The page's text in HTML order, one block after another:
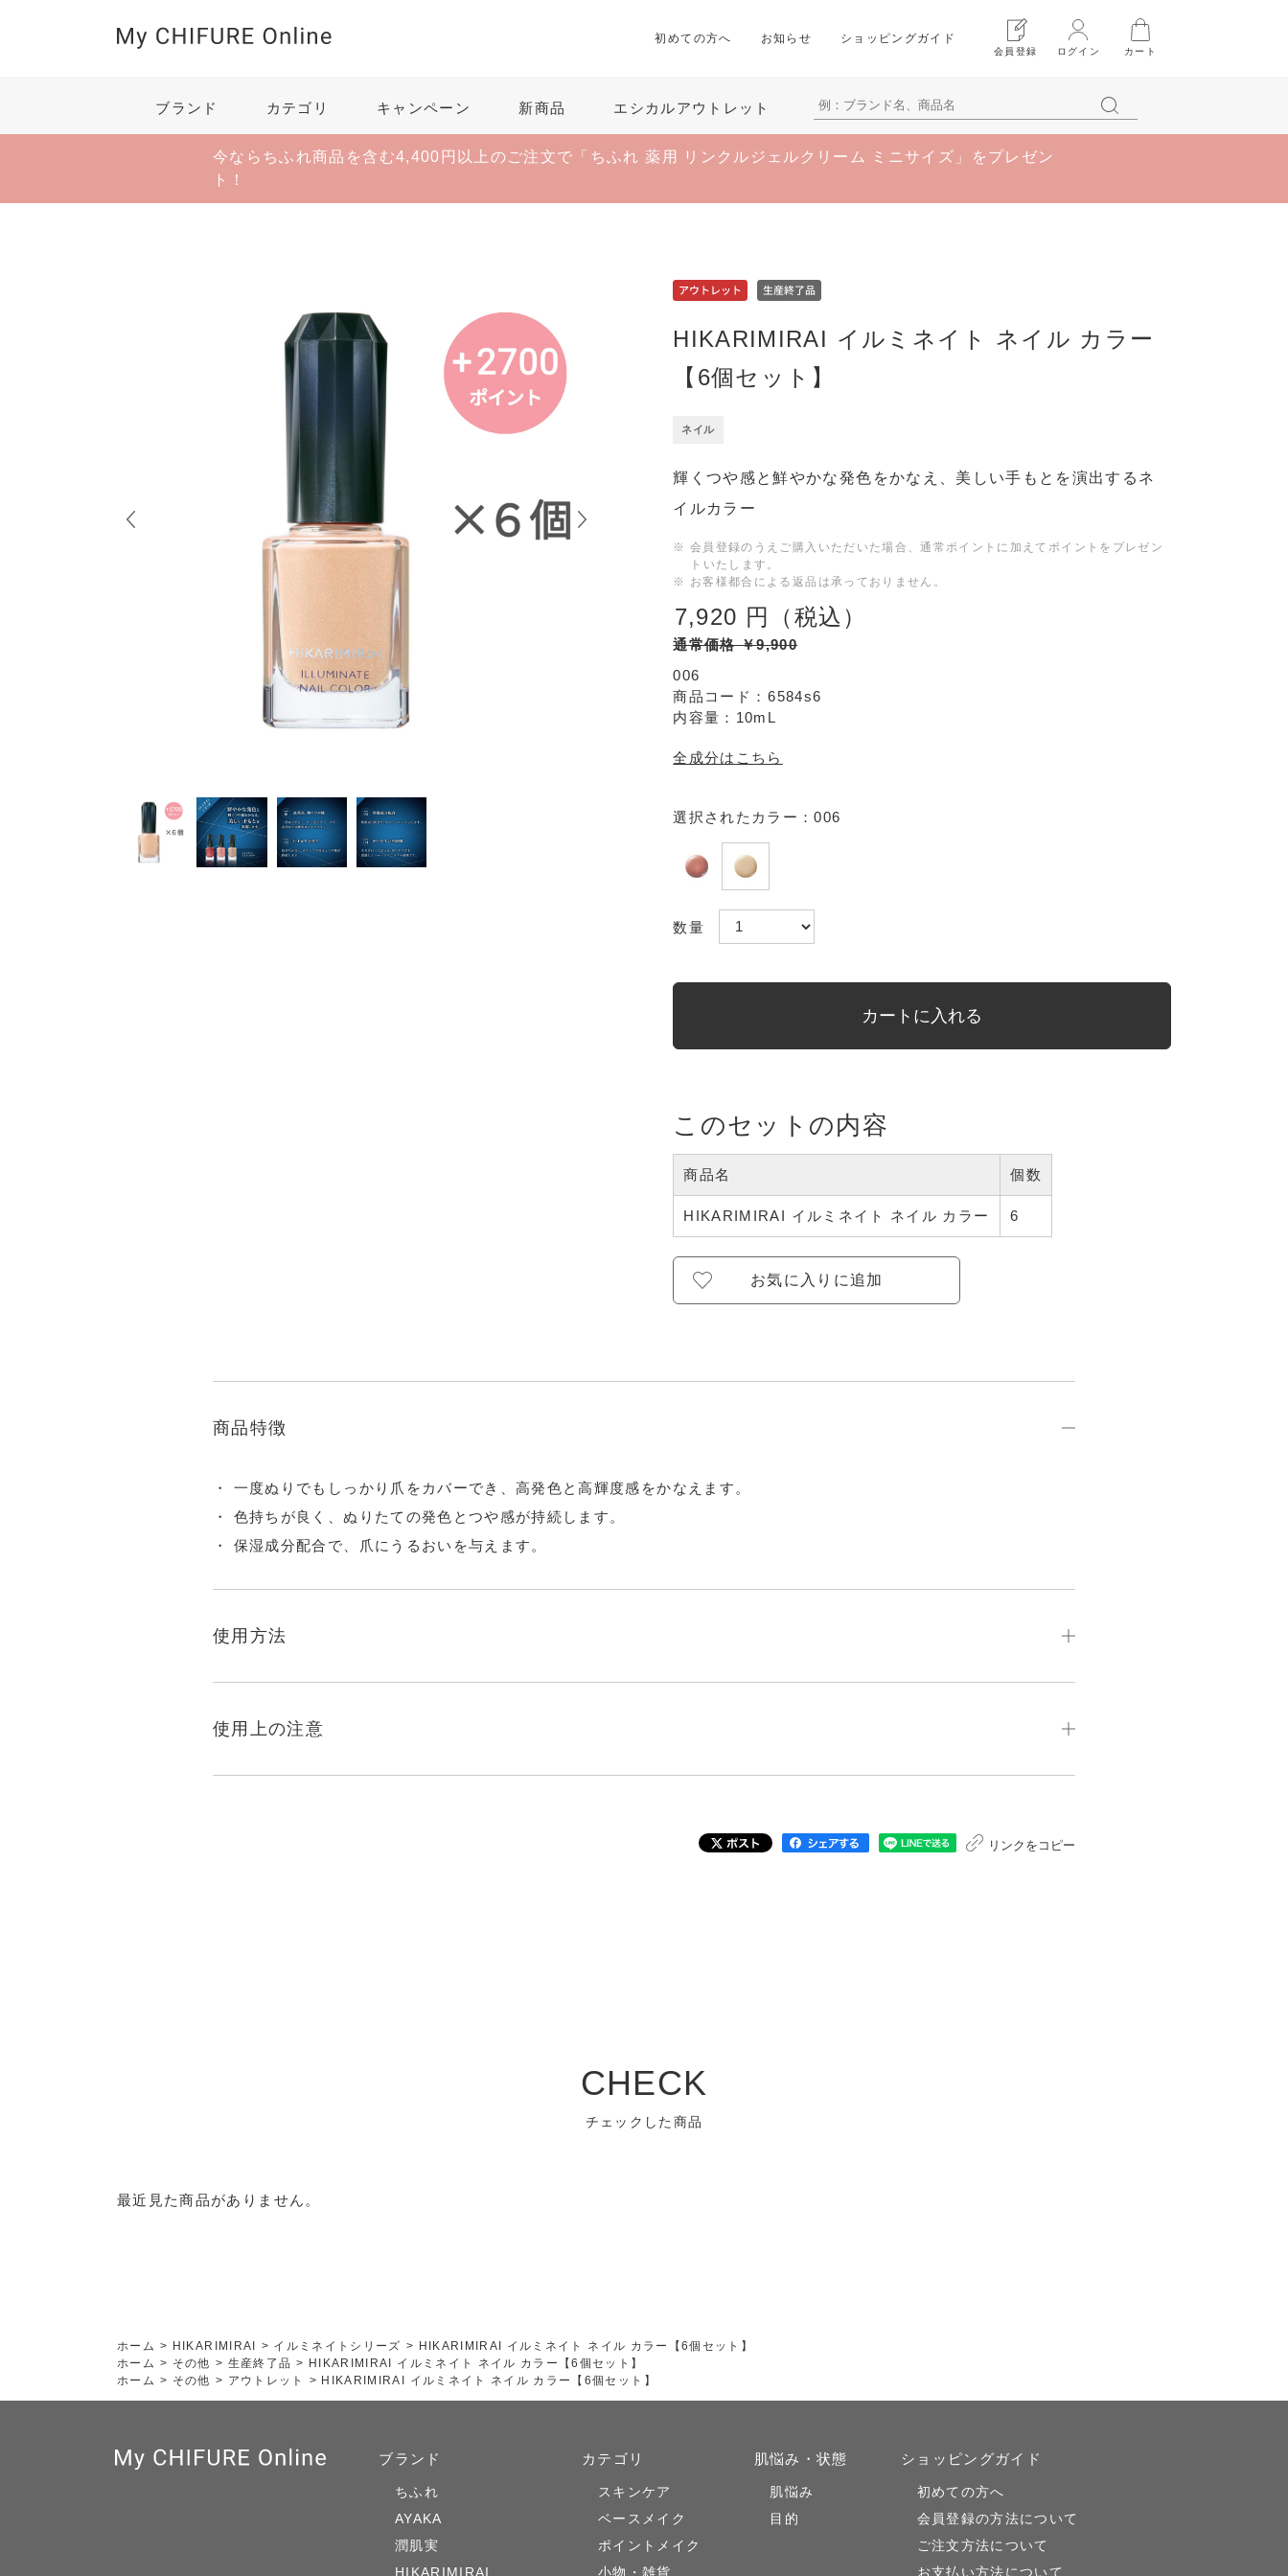
初めての方へ お知らせ ショッピングガイド
会員登録 ログイン カート
ブランド カテゴリ キャンペーン 新商品 エシカルアウトレット
今ならちふれ商品を含む4,400円以上のご注文で 「ちふれ 薬用 リンクルジェルクリーム ミニサイズ」をプレゼン
ト！
ホーム > HIKARIMIRAI > イルミネイトシリーズ > HIKARIMIRAI イルミネイト ネイル カラー【6個セット】
ホーム > その他 > 生産終了品 > HIKARIMIRAI イルミネイト ネイル カラー【6個セット】
ホーム > その他 > アウトレット > HIKARIMIRAI イルミネイト ネイル カラー【6個セット】
ネイル
HIKARIMIRAI イルミネイト ネイル カラー
【6個セット】
7,920
通常価格 ￥9,900
6584s6
006
輝くつや感と鮮やかな発色をかなえ、美しい手もとを演出するネ
イルカラー
※ 会員登録のうえご購入いただいた場合、通常ポイントに加えてポイントをプレゼン
トいたします。
※ お客様都合による返品は承っておりません。
内容量：10mL
全成分はこちら
選択されたカラー：006
数量
カートに入れる
このセットの内容
商品名 個数
HIKARIMIRAI イルミネイト ネイル カラー 6
お気に入りに追加
商品特徴
一度ぬりでもしっかり爪をカバーでき、高発色と高輝度感をかなえます。
色持ちが良く、ぬりたての発色とつや感が持続します。
保湿成分配合で、爪にうるおいを与えます。
使用方法
使用上の注意
リンクをコピー
CHECK
最近見た商品がありません。
ブランド
ちふれ
AYAKA
潤肌実
HIKARIMIRAI
カテゴリ
スキンケア
ベースメイク
ポイントメイク
小物・雑貨
肌悩み・状態
肌悩み
目的
ショッピングガイド
初めての方へ
会員登録の方法について
ご注文方法について
お支払い方法について